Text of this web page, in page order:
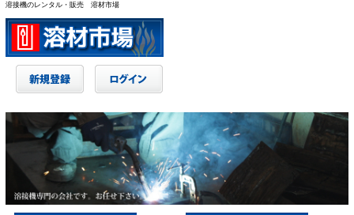
溶接機のレンタル・販売 溶材市場